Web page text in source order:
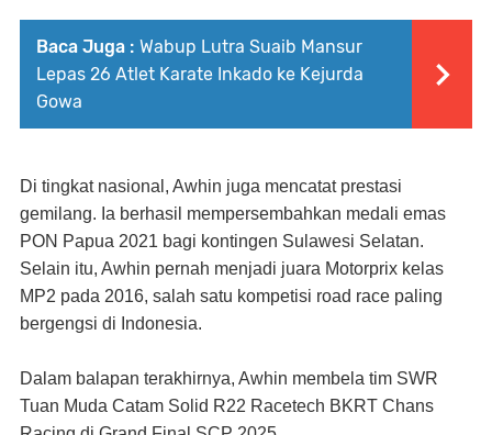
Baca Juga : Wabup Lutra Suaib Mansur
Lepas 26 Atlet Karate Inkado ke Kejurda
Gowa
Di tingkat nasional, Awhin juga mencatat prestasi
gemilang. Ia berhasil mempersembahkan medali emas
PON Papua 2021 bagi kontingen Sulawesi Selatan.
Selain itu, Awhin pernah menjadi juara Motorprix kelas
MP2 pada 2016, salah satu kompetisi road race paling
bergengsi di Indonesia.
Dalam balapan terakhirnya, Awhin membela tim SWR
Tuan Muda Catam Solid R22 Racetech BKRT Chans